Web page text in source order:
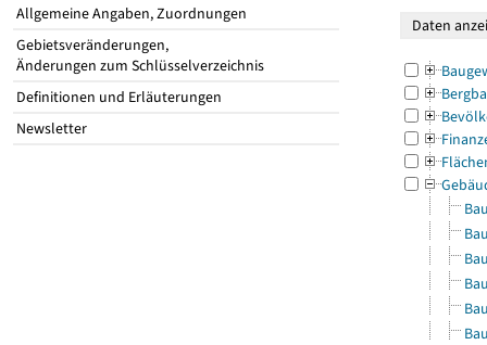
Allgemeine Angaben, Zuordnungen
Gebietsveränderungen,
Änderungen zum Schlüsselverzeichnis
Definitionen und Erläuterungen
Newsletter